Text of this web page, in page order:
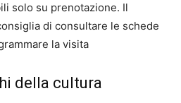
solo su prenotazione. Il
di consultare le schede
la visita
della cultura